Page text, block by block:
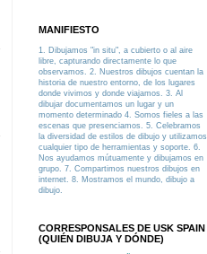
MANIFIESTO
1. Dibujamos "in situ", a cubierto o al aire
libre, capturando directamente lo que
observamos. 2. Nuestros dibujos cuentan la
historia de nuestro entorno, de los lugares
donde vivimos y donde viajamos. 3. Al
dibujar documentamos un lugar y un
momento determinado 4. Somos fieles a las
escenas que presenciamos. 5. Celebramos
la diversidad de estilos de dibujo y utilizamos
cualquier tipo de herramientas y soporte. 6.
Nos ayudamos mútuamente y dibujamos en
grupo. 7. Compartimos nuestros dibujos en
internet. 8. Mostramos el mundo, dibujo a
dibujo.
CORRESPONSALES DE USK SPAIN
(QUIÉN DIBUJA Y DÓNDE)